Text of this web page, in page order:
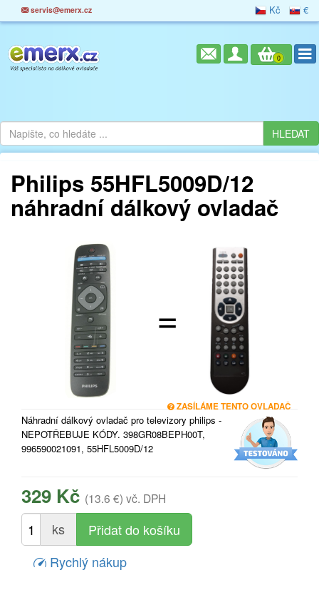
servis@emerx.cz Kč €
0
Philips 55HFL5009D/12
náhradní dálkový ovladač
=
ZASÍLÁME TENTO OVLADAČ
Náhradní dálkový ovladač pro televizory philips -
NEPOTŘEBUJE KÓDY. 398GR08BEPH00T,
996590021091, 55HFL5009D/12
329 Kč (13.6 €) vč. DPH
ks
Rychlý nákup